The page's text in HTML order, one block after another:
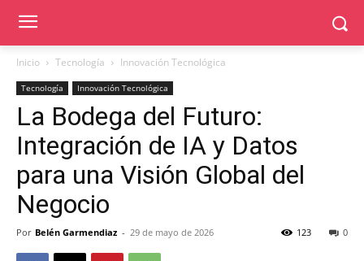
Inicio Tecnología Innovación Tecnológica
Tecnología Innovación Tecnológica
La Bodega del Futuro:
Integración de IA y Datos
para una Visión Global del
Negocio
Por Belén Garmendiaz - 29 de mayo de 2026 0
123